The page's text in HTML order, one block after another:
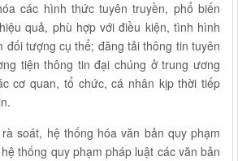
các hình thức tuyên truyền, phổ biến
quả, phù hợp với điều kiện, tình hình
đối tượng cụ thể; đăng tải thông tin tuyên
tiện thông tin đại chúng ở trung ương
cơ quan, tổ chức, cá nhân kịp thời tiếp
soát, hệ thống hóa văn bản quy phạm
thống quy phạm pháp luật các văn bản